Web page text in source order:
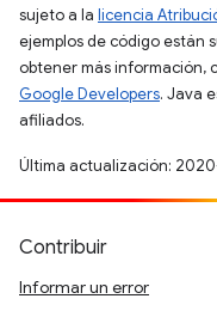
sujeto a la licencia
ejemplos de código están
obtener más información,
Google Developers. Java
afiliados.
Última actualización:
Contribuir
Informar un error